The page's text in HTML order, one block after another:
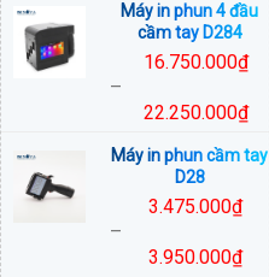
giá:
3.000.000₫
đến
3.750.000₫
Máy in phun 4 đầu
cầm tay D284
16.750.000₫
–
22.250.000₫
giá:
16.750.000₫
đến
22.250.000₫
Máy in phun cầm tay
D28
3.475.000₫
–
3.950.000₫